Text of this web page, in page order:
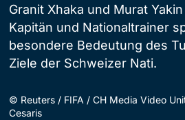
Granit Xhaka und Murat
Kapitän und Nationaltrainer
besondere Bedeutung des
Ziele der Schweizer Nati.
© Reuters / FIFA / CH Media Video
Cesaris